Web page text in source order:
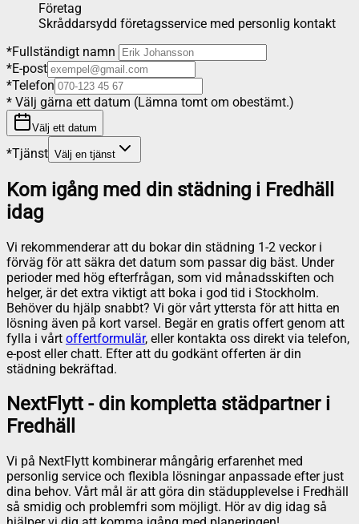
Företag
Skråddarsydd företagsservice med personlig kontakt
*Fullständigt namn
*E-post
*Telefon
* Välj gärna ett datum (Lämna tomt om obestämt.)
Välj ett datum
*Tjänst Välj en tjänst
Kom igång med din städning i Fredhäll
idag
Vi rekommenderar att du bokar din städning 1-2 veckor i
förväg för att säkra det datum som passar dig bäst. Under
perioder med hög efterfrågan, som vid månadsskiften och
helger, är det extra viktigt att boka i god tid i Stockholm.
Behöver du hjälp snabbt? Vi gör vårt yttersta för att hitta en
lösning även på kort varsel. Begär en gratis offert genom att
fylla i vårt offertformulär, eller kontakta oss direkt via telefon,
e-post eller chatt. Efter att du godkänt offerten är din
städning bekräftad.
NextFlytt - din kompletta städpartner i
Fredhäll
Vi på NextFlytt kombinerar mångårig erfarenhet med
personlig service och flexibla lösningar anpassade efter just
dina behov. Vårt mål är att göra din städupplevelse i Fredhäll
så smidig och problemfri som möjligt. Hör av dig idag så